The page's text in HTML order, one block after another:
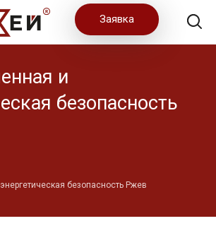
Заявка
и
безопасность
безопасность Ржев